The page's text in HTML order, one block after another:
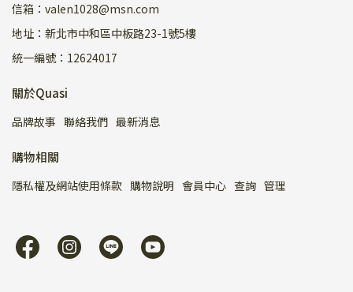
信箱：valen1028@msn.com
地址：新北市中和區中板路23-1號5樓
統一編號：12624017
關於Quasi
品牌故事 聯絡我們 最新消息
購物相關
隱私權及網站使用條款 購物說明 會員中心 查詢 管理